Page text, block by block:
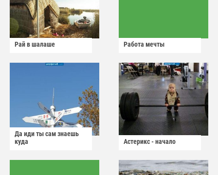
Рай в шалаше Работа мечты
Да иди ты сам знаешь
куда
Астерикс - начало